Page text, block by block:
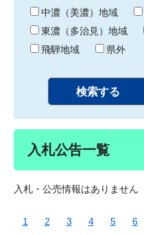
中濃（美濃）地域
東濃（多治見）地域
飛騨地域
県外
入札公告一覧
入札・公売情報はありません
1 2 3 4 5 6